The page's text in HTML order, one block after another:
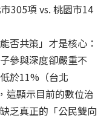
305項 vs. 桃園市14
否共策」才是核心：
參與深度卻嚴重不
於11%（台北
這顯示目前的數位治
乏真正的「公民雙向